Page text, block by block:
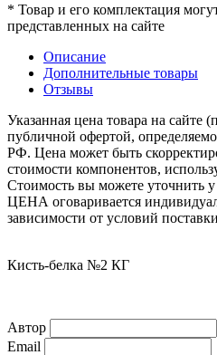
* Товар и его комплектация
представленных на сайте
Описание
Дополнительные товары
Отзывы
Указанная цена товара на сайте
публичной офертой,
РФ. Цена может быть
стоимости компонентов,
Стоимость вы можете
ЦЕНА оговаривается
зависимости от условий
Кисть-белка №2 КГ
Автор
Email